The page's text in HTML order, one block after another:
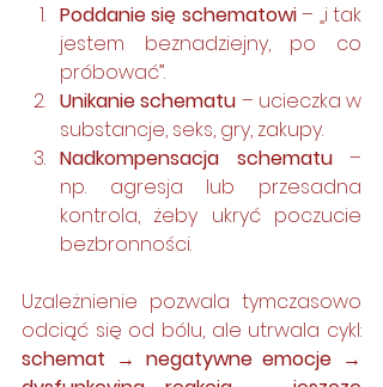
Poddanie się schematowi – „i tak
jestem beznadziejny, po co
próbować”.
Unikanie schematu – ucieczka w
substancje, seks, gry, zakupy.
Nadkompensacja schematu –
np. agresja lub przesadna
kontrola, żeby ukryć poczucie
bezbronności.
Uzależnienie pozwala tymczasowo
schemat → negatywne emocje →